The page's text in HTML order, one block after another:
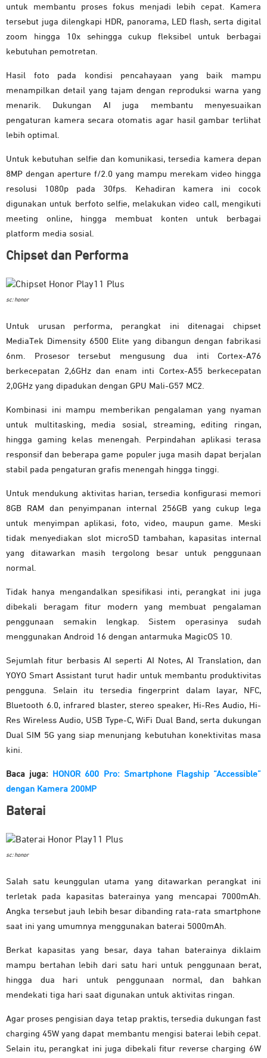
untuk membantu proses fokus menjadi lebih cepat. Kamera
tersebut juga dilengkapi HDR, panorama, LED flash, serta digital
zoom hingga 10x sehingga cukup fleksibel untuk berbagai
kebutuhan pemotretan.
Hasil foto pada kondisi pencahayaan yang baik mampu
menampilkan detail yang tajam dengan reproduksi warna yang
menarik. Dukungan AI juga membantu menyesuaikan
pengaturan kamera secara otomatis agar hasil gambar terlihat
lebih optimal.
Untuk kebutuhan selfie dan komunikasi, tersedia kamera depan
8MP dengan aperture f/2.0 yang mampu merekam video hingga
resolusi 1080p pada 30fps. Kehadiran kamera ini cocok
digunakan untuk berfoto selfie, melakukan video call, mengikuti
meeting online, hingga membuat konten untuk berbagai
platform media sosial.
Chipset dan Performa
sc: honor
Untuk urusan performa, perangkat ini ditenagai chipset
MediaTek Dimensity 6500 Elite yang dibangun dengan fabrikasi
6nm. Prosesor tersebut mengusung dua inti Cortex-A76
berkecepatan 2,6GHz dan enam inti Cortex-A55 berkecepatan
2,0GHz yang dipadukan dengan GPU Mali-G57 MC2.
Kombinasi ini mampu memberikan pengalaman yang nyaman
untuk multitasking, media sosial, streaming, editing ringan,
hingga gaming kelas menengah. Perpindahan aplikasi terasa
responsif dan beberapa game populer juga masih dapat berjalan
stabil pada pengaturan grafis menengah hingga tinggi.
Untuk mendukung aktivitas harian, tersedia konfigurasi memori
8GB RAM dan penyimpanan internal 256GB yang cukup lega
untuk menyimpan aplikasi, foto, video, maupun game. Meski
tidak menyediakan slot microSD tambahan, kapasitas internal
yang ditawarkan masih tergolong besar untuk penggunaan
normal.
Tidak hanya mengandalkan spesifikasi inti, perangkat ini juga
dibekali beragam fitur modern yang membuat pengalaman
penggunaan semakin lengkap. Sistem operasinya sudah
menggunakan Android 16 dengan antarmuka MagicOS 10.
Sejumlah fitur berbasis AI seperti AI Notes, AI Translation, dan
YOYO Smart Assistant turut hadir untuk membantu produktivitas
pengguna. Selain itu tersedia fingerprint dalam layar, NFC,
Bluetooth 6.0, infrared blaster, stereo speaker, Hi-Res Audio, Hi-
Res Wireless Audio, USB Type-C, WiFi Dual Band, serta dukungan
Dual SIM 5G yang siap menunjang kebutuhan konektivitas masa
kini.
Baca juga: HONOR 600 Pro: Smartphone Flagship “Accessible”
dengan Kamera 200MP
Baterai
sc: honor
Salah satu keunggulan utama yang ditawarkan perangkat ini
terletak pada kapasitas baterainya yang mencapai 7000mAh.
Angka tersebut jauh lebih besar dibanding rata-rata smartphone
saat ini yang umumnya menggunakan baterai 5000mAh.
Berkat kapasitas yang besar, daya tahan baterainya diklaim
mampu bertahan lebih dari satu hari untuk penggunaan berat,
hingga dua hari untuk penggunaan normal, dan bahkan
mendekati tiga hari saat digunakan untuk aktivitas ringan.
Agar proses pengisian daya tetap praktis, tersedia dukungan fast
charging 45W yang dapat membantu mengisi baterai lebih cepat.
Selain itu, perangkat ini juga dibekali fitur reverse charging 6W